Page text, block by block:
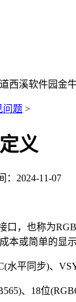
西溪软件园金
问题 >
义
：2024-11-07
，也称为
本或简单的显示
平同步)、
、18位